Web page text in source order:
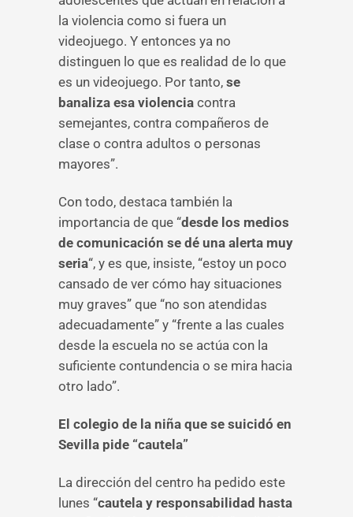
la violencia como si fuera un
videojuego. Y entonces ya no
distinguen lo que es realidad de lo que
es un videojuego. Por tanto, se
banaliza esa violencia contra
semejantes, contra compañeros de
clase o contra adultos o personas
mayores”.
Con todo, destaca también la
importancia de que “desde los medios
de comunicación se dé una alerta muy
seria“, y es que, insiste, “estoy un poco
cansado de ver cómo hay situaciones
muy graves” que “no son atendidas
adecuadamente” y “frente a las cuales
desde la escuela no se actúa con la
suficiente contundencia o se mira hacia
otro lado”.
El colegio de la niña que se suicidó en
Sevilla pide “cautela”
La dirección del centro ha pedido este
lunes “cautela y responsabilidad hasta